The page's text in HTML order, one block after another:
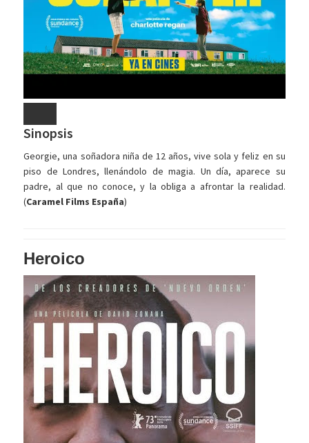
Sinopsis
Georgie, una soñadora niña de 12 años, vive sola y feliz en su
piso de Londres, llenándolo de magia. Un día, aparece su
padre, al que no conoce, y la obliga a afrontar la realidad.
(Caramel Films España)
Heroico